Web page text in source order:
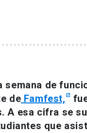
keyboard_arrow_down
launch
semana de
de Famfest,
A esa cifra se
que